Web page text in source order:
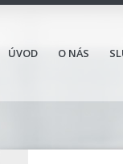
ÚVOD O NÁS